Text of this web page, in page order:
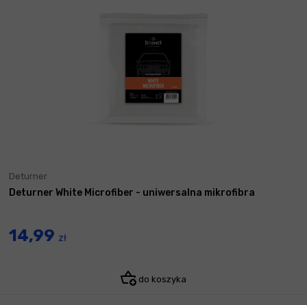
Deturner
Deturner White Microfiber - uniwersalna mikrofibra
14,99 zł
do koszyka